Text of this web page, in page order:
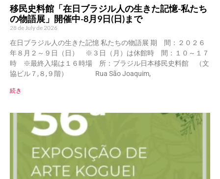
移民史料館「在日ブラジル人の生きた記憶-私たち
の物語展」開催中-8月9日(日)まで
28 de July de 2026
在日ブラジル人の生きた記憶 私たちの物語展 期 間：２０２６
年８月２～９日（日） ※３日（月）は休館時 間：１０～１７
時 ※最終入場は１６時場 所：ブラジル日本移民史料館 （文
協ビル７,８,９階） Rua São Joaquim,
続き